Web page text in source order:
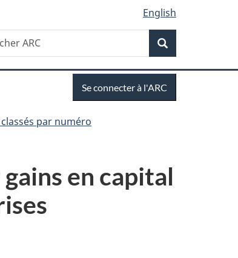
English
Se connecter à l'ARC
par numéro
en capital